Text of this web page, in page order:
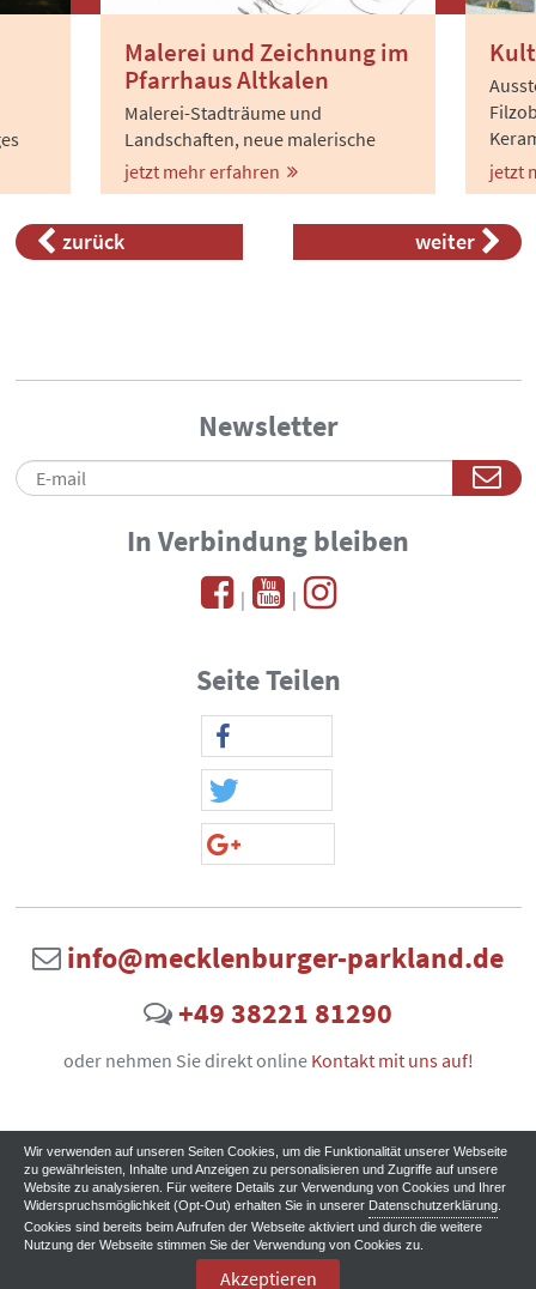
Malerei und Zeichnung im
Pfarrhaus Altkalen
Malerei-Stadträume und
Landschaften, neue malerische
Experimente zu Leiberfahrung und
Musik, dazu feine, spontane
jetzt mehr erfahren
mit
jetzt
zurück weiter
Newsletter
In Verbindung bleiben
| |
Seite Teilen
info@mecklenburger-parkland.de
+49 38221 81290
oder nehmen Sie direkt online Kontakt mit uns auf!
Wir verwenden auf unseren Seiten Cookies, um die Funktionalität unserer Webseite
zu gewährleisten, Inhalte und Anzeigen zu personalisieren und Zugriffe auf unsere
Website zu analysieren. Für weitere Details zur Verwendung von Cookies und Ihrer
Widerspruchsmöglichkeit (Opt-Out) erhalten Sie in unserer Datenschutzerklärung
Cookies sind bereits beim Aufrufen der Webseite aktiviert und durch die weitere
Nutzung der Webseite stimmen Sie der Verwendung von Cookies zu.
Akzeptieren